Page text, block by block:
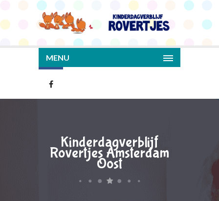
MENU
Kinderdagverblijf
Rovertjes Amsterdam
Oost